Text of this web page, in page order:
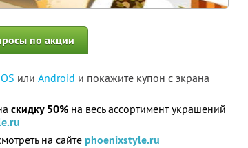
по акции
или Android и покажите купон с экрана
скидку 50% на весь ассортимент украшений
на сайте phoenixstyle.ru